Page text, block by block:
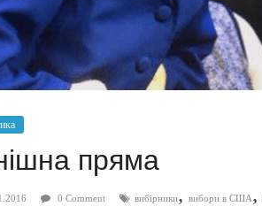
пряма
0 Comment вибірники, вибори в США,